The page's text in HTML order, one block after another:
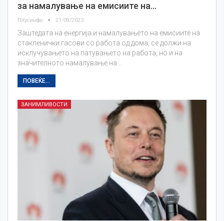
за намалување на емисиите на…
Плусинфо 21/09/2023
Заштедата на енергија и намалувањето на емисиите на
стакленички гасови со работа од дома, се должи на
исклучувањето на патувањето на работа, но и на
значителното намалување на…
ПОВЕЌЕ...
ЗАНИМЛИВОСТИ